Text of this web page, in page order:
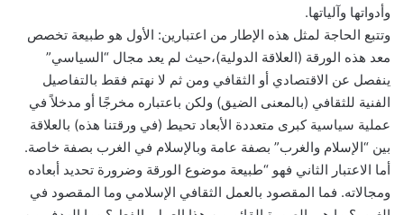
وأدواتها وآلياتها.
وتتبع الحاجة لمثل هذه الإطار من اعتبارين: الأول هو طبيعة تخصص
معد هذه الورقة (العلاقة الدولية)،حيث لم يعد مجال “السياسي”
ينفصل عن الاقتصادي أو الثقافي ومن ثم لا نهتم فقط بالتفاصيل
الفنية للثقافي (بالمعنى الضيق) ولكن باعتباره مخرجًا أو مدخلاً في
عملية سياسية كبرى متعددة الأبعاد تحيط (في ورقتنا هذه) بالعلاقة
بين “الإسلام والغرب” بصفة عامة وبالإسلام في الغرب بصفة خاصة.
أما الاعتبار الثاني فهو “طبيعة موضوع الورقة وضرورة تحديد أبعاده
ومجالاته. فما المقصود بالعمل الثقافي الإسلامي وما المقصود في